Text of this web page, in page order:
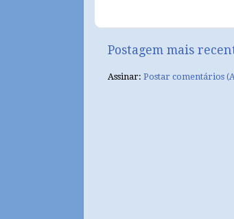
Postagem mais
Assinar: Postar comentários